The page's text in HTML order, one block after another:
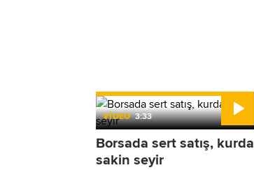
VİDEO 3:33
Borsada sert satış, kurda
sakin seyir